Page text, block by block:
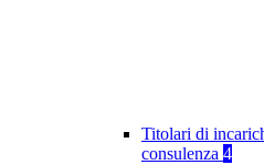
Titolari di
consulenza 4